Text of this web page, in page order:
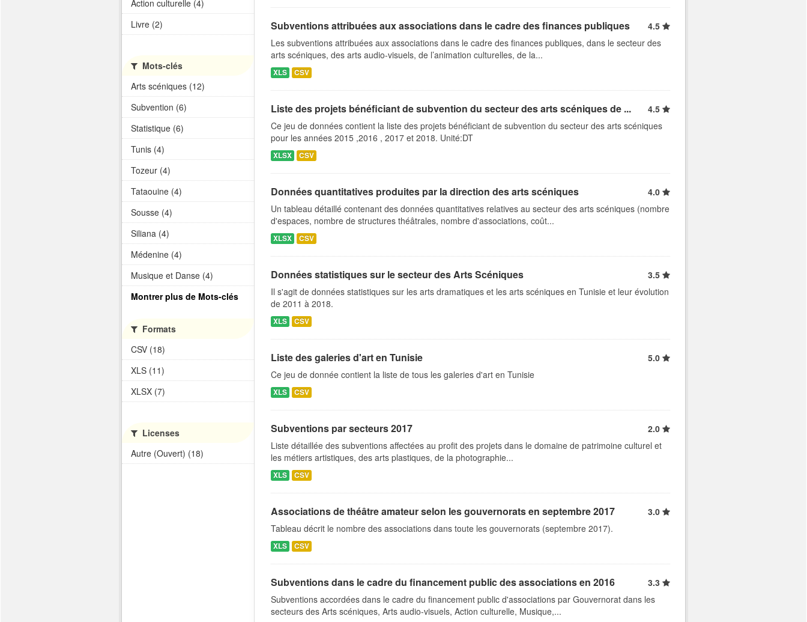
Subventions attribuées aux associations dans le cadre des finances publiques
4.5
Les subventions attribuées aux associations dans le cadre des finances publiques, dans le secteur des
arts scéniques, des arts audio-visuels, de l’animation culturelles, de la...
XLS CSV
Liste des projets bénéficiant de subvention du secteur des arts scéniques de ...
4.5
Ce jeu de données contient la liste des projets bénéficiant de subvention du secteur des arts scéniques
pour les années 2015 ,2016 , 2017 et 2018. Unité:DT
XLSX CSV
Données quantitatives produites par la direction des arts scéniques
4.0
Un tableau détaillé contenant des données quantitatives relatives au secteur des arts scéniques (nombre
d'espaces, nombre de structures théâtrales, nombre d'associations, coût...
XLSX CSV
Données statistiques sur le secteur des Arts Scéniques
3.5
Il s'agit de données statistiques sur les arts dramatiques et les arts scéniques en Tunisie et leur évolution
de 2011 à 2018.
XLS CSV
Liste des galeries d'art en Tunisie
5.0
Ce jeu de donnée contient la liste de tous les galeries d'art en Tunisie
XLS CSV
Subventions par secteurs 2017
2.0
Liste détaillée des subventions affectées au profit des projets dans le domaine de patrimoine culturel et
les métiers artistiques, des arts plastiques, de la photographie...
XLS CSV
Associations de théâtre amateur selon les gouvernorats en septembre 2017
3.0
Tableau décrit le nombre des associations dans toute les gouvernorats (septembre 2017).
XLS CSV
Subventions dans le cadre du financement public des associations en 2016
3.3
Subventions accordées dans le cadre du financement public d'associations par Gouvernorat dans les
secteurs des Arts scéniques, Arts audio-visuels, Action culturelle, Musique,...
Action culturelle (4)
Livre (2)
Mots-clés
Arts scéniques (12)
Subvention (6)
Statistique (6)
Tunis (4)
Tozeur (4)
Tataouine (4)
Sousse (4)
Siliana (4)
Médenine (4)
Musique et Danse (4)
Montrer plus de Mots-clés
Formats
CSV (18)
XLS (11)
XLSX (7)
Licenses
Autre (Ouvert) (18)